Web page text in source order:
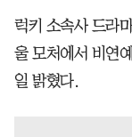
럭키 소속사 드라
울 모처에서 비연
일 밝혔다.